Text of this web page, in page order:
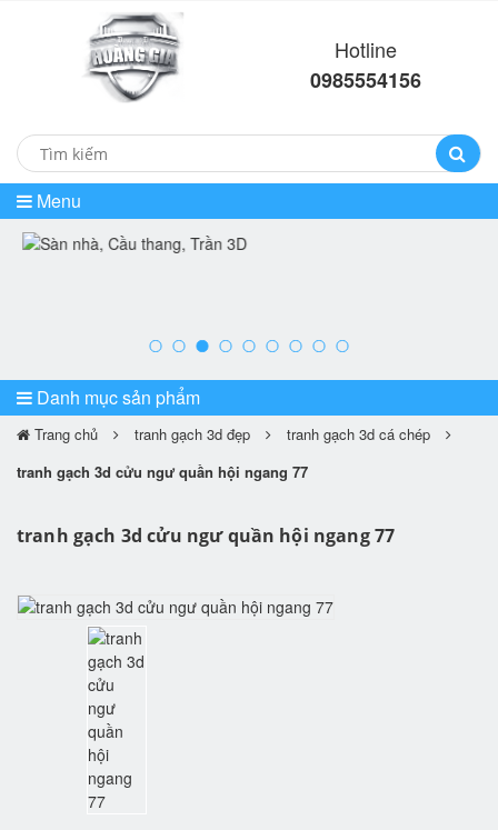
Hotline
0985554156
Menu
Danh mục sản phẩm
Trang chủ tranh gạch 3d đẹp
tranh gạch 3d cá chép
tranh gạch 3d cửu ngư quần hội ngang 77
tranh gạch 3d cửu ngư quần hội ngang 77